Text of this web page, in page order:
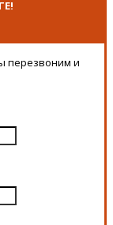
перезвоним и